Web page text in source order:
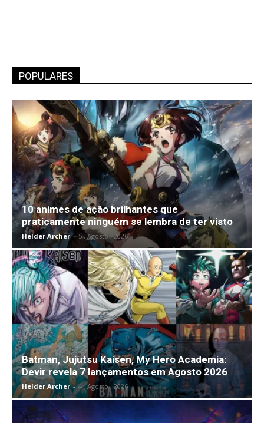
POPULARES
10 animes de ação brilhantes que
praticamente ninguém se lembra de ter visto
Helder Archer - 5 , Agosto , 2026
Batman, Jujutsu Kaisen, My Hero Academia:
Devir revela 7 lançamentos em Agosto 2026
Helder Archer - 4 , Agosto , 2026